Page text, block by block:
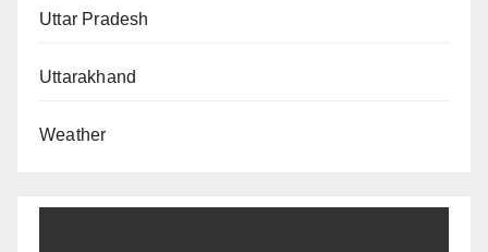
Uttar Pradesh
Uttarakhand
Weather